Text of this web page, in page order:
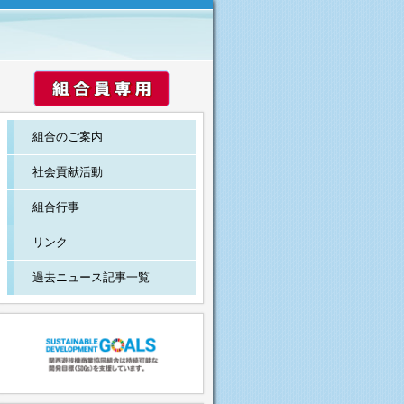
組合のご案内
社会貢献活動
組合行事
リンク
過去ニュース記事一覧